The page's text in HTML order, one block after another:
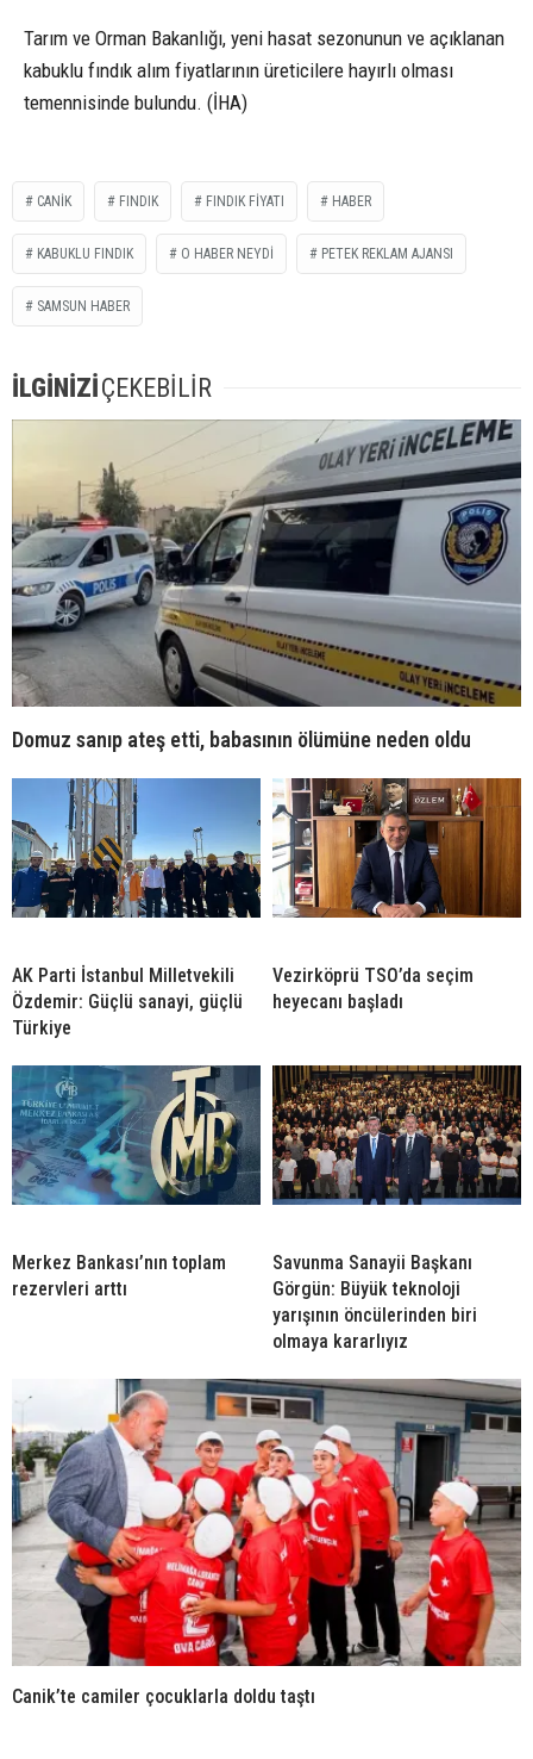
Tarım ve Orman Bakanlığı, yeni hasat sezonunun ve açıklanan
kabuklu fındık alım fiyatlarının üreticilere hayırlı olması
temennisinde bulundu. (İHA)
CANIK FINDIK FINDIK FIYATI HABER
KABUKLU FINDIK O HABER NEYDI PETEK REKLAM AJANSI
SAMSUN HABER
İLGİNİZİÇEKEBİLİR
Domuz sanıp ateş etti, babasının ölümüne neden oldu
AK Parti İstanbul Milletvekili
Özdemir: Güçlü sanayi, güçlü
Türkiye
Vezirköprü TSO’da seçim
heyecanı başladı
Merkez Bankası’nın toplam
rezervleri arttı
Savunma Sanayii Başkanı
Görgün: Büyük teknoloji
yarışının öncülerinden biri
olmaya kararlıyız
Canik’te camiler çocuklarla doldu taştı